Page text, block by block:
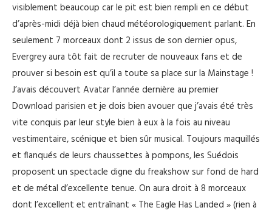
visiblement beaucoup car le pit est bien rempli en ce début
d’après-midi déjà bien chaud météorologiquement parlant. En
seulement 7 morceaux dont 2 issus de son dernier opus,
Evergrey aura tôt fait de recruter de nouveaux fans et de
prouver si besoin est qu’il a toute sa place sur la Mainstage !
J’avais découvert Avatar l’année dernière au premier
Download parisien et je dois bien avouer que j’avais été très
vite conquis par leur style bien à eux à la fois au niveau
vestimentaire, scénique et bien sûr musical. Toujours maquillés
et flanqués de leurs chaussettes à pompons, les Suédois
proposent un spectacle digne du freakshow sur fond de hard
et de métal d’excellente tenue. On aura droit à 8 morceaux
dont l’excellent et entraînant « The Eagle Has Landed » (rien à